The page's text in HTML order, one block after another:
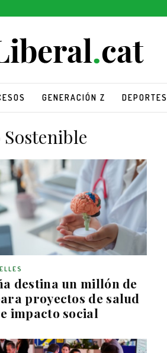
GENERACIÓN Z DEPORTES
destina un millón de
proyectos de salud
impacto social